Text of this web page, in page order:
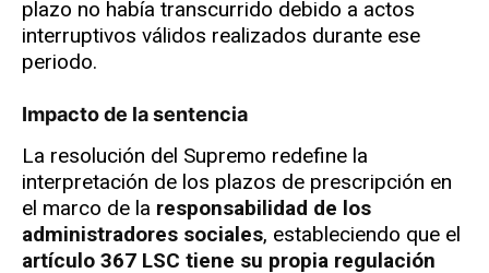
plazo no había transcurrido debido a actos
interruptivos válidos realizados durante ese
periodo.
Impacto de la sentencia
La resolución del Supremo redefine la
interpretación de los plazos de prescripción en
el marco de la responsabilidad de los
administradores sociales, estableciendo que el
artículo 367 LSC tiene su propia regulación